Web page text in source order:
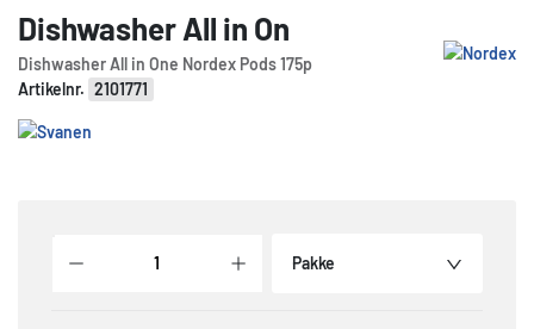
Dishwasher All in On
Dishwasher All in One Nordex Pods 175p
Artikelnr. 2101771
Pakke